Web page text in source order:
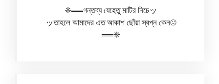
❈══গন্তব্য যেহেতু মাটির নিচেッ
ッতাহলে আমাদের এত আকাশ ছোঁয়া স্বপ্ন কেন☹︎
══❈